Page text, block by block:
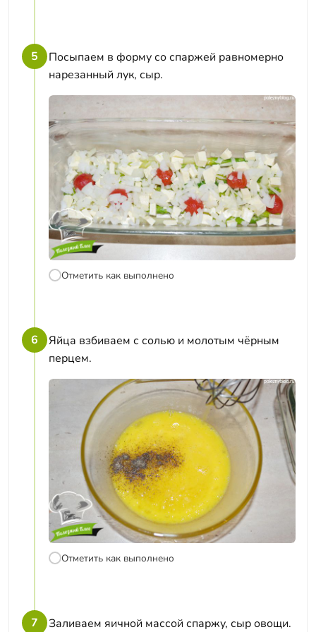
5
Посыпаем в форму со спаржей равномерно
нарезанный лук, сыр.
Отметить как выполнено
6
Яйца взбиваем с солью и молотым чёрным
перцем.
Отметить как выполнено
7 Заливаем яичной массой спаржу, сыр овощи.